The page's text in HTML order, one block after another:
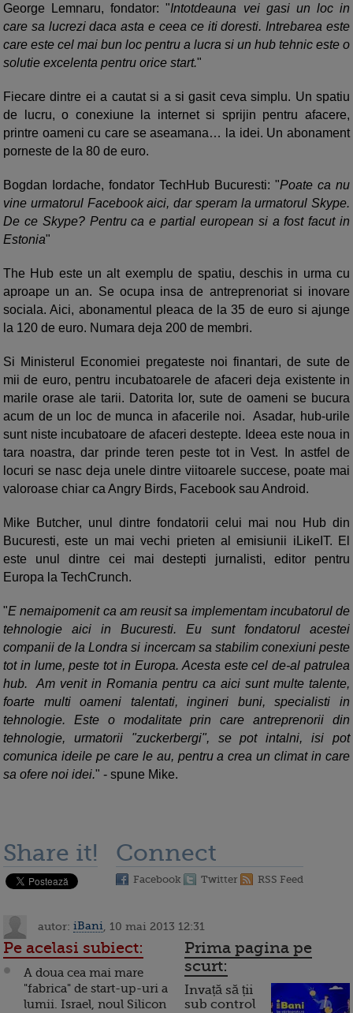
George Lemnaru, fondator: "Intotdeauna vei gasi un loc in
care sa lucrezi daca asta e ceea ce iti doresti. Intrebarea este
care este cel mai bun loc pentru a lucra si un hub tehnic este o
solutie excelenta pentru orice start."
Fiecare dintre ei a cautat si a si gasit ceva simplu. Un spatiu
de lucru, o conexiune la internet si sprijin pentru afacere,
printre oameni cu care se aseamana… la idei. Un abonament
porneste de la 80 de euro.
Bogdan Iordache, fondator TechHub Bucuresti: "Poate ca nu
vine urmatorul Facebook aici, dar speram la urmatorul Skype.
De ce Skype? Pentru ca e partial european si a fost facut in
Estonia"
The Hub este un alt exemplu de spatiu, deschis in urma cu
aproape un an. Se ocupa insa de antreprenoriat si inovare
sociala. Aici, abonamentul pleaca de la 35 de euro si ajunge
la 120 de euro. Numara deja 200 de membri.
Si Ministerul Economiei pregateste noi finantari, de sute de
mii de euro, pentru incubatoarele de afaceri deja existente in
marile orase ale tarii. Datorita lor, sute de oameni se bucura
acum de un loc de munca in afacerile noi. Asadar, hub-urile
sunt niste incubatoare de afaceri destepte. Ideea este noua in
tara noastra, dar prinde teren peste tot in Vest. In astfel de
locuri se nasc deja unele dintre viitoarele succese, poate mai
valoroase chiar ca Angry Birds, Facebook sau Android.
Mike Butcher, unul dintre fondatorii celui mai nou Hub din
Bucuresti, este un mai vechi prieten al emisiunii iLikeIT. El
este unul dintre cei mai destepti jurnalisti, editor pentru
Europa la TechCrunch.
"E nemaipomenit ca am reusit sa implementam incubatorul de
tehnologie aici in Bucuresti. Eu sunt fondatorul acestei
companii de la Londra si incercam sa stabilim conexiuni peste
tot in lume, peste tot in Europa. Acesta este cel de-al patrulea
hub. Am venit in Romania pentru ca aici sunt multe talente,
foarte multi oameni talentati, ingineri buni, specialisti in
tehnologie. Este o modalitate prin care antreprenorii din
tehnologie, urmatorii "zuckerbergi", se pot intalni, isi pot
comunica ideile pe care le au, pentru a crea un climat in care
sa ofere noi idei." - spune Mike.
Share it! Connect
Facebook Twitter RSS Feed
autor: iBani , 10 mai 2013 12:31
Pe acelasi subiect:
A doua cea mai mare
"fabrica" de start-up-uri a
lumii. Israel, noul Silicon
Prima pagina pe
scurt:
Invață să ții
sub control